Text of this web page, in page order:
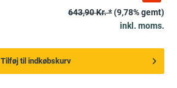
643,90 Kr. *(9,78% gemt)
inkl. moms.
Tilføj til indkøbskurv